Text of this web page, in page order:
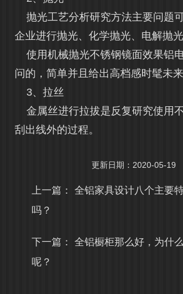
抛光工艺分析研究方法主要问题
企业进行抛光、化学抛光、电解抛光
使用机械抛光不锈钢镜面效果铝
问的，简单并且给出高档感时髦未
3、拉丝
金属丝进行拉拔是反复研究使用
刮出线外的过程。
更新日期：2020-05-19
上一篇：全铝家具设计八个主要
吗？
下一篇：全铝橱柜那么好，为什
呢？